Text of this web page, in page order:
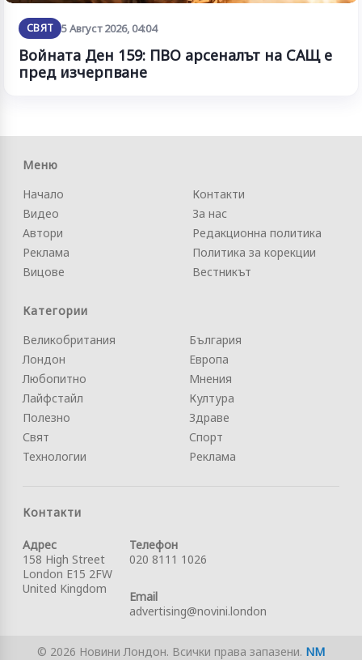
СВЯТ 5 Август 2026, 04:04
Войната Ден 159: ПВО арсеналът на САЩ е
пред изчерпване
Меню
Начало
Видео
Автори
Реклама
Вицове
Контакти
За нас
Редакционна политика
Политика за корекции
Вестникът
Категории
Великобритания
Лондон
Любопитно
Лайфстайл
Полезно
Свят
Технологии
България
Европа
Мнения
Култура
Здраве
Спорт
Реклама
Контакти
Адрес
158 High Street
London E15 2FW
United Kingdom
Телефон
020 8111 1026
Email
advertising@novini.london
© 2026 Новини Лондон. Всички права запазени. NM